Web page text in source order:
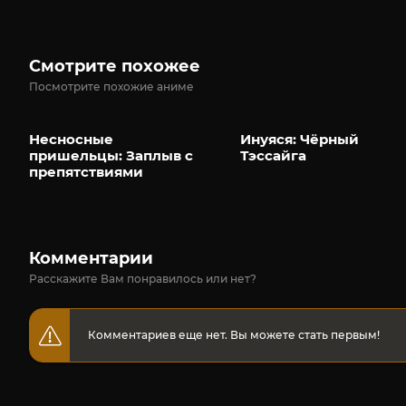
Смотрите похожее
Посмотрите похожие аниме
Несносные
пришельцы: Заплыв с
препятствиями
Инуяся: Чёрный
Тэссайга
Комментарии
Расскажите Вам понравилось или нет?
Комментариев еще нет. Вы можете стать первым!